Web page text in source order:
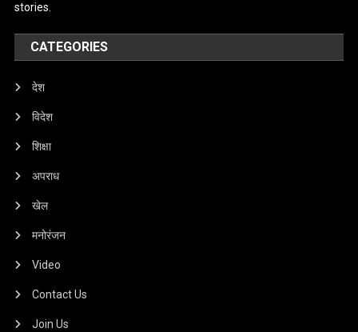
stories.
CATEGORIES
देश
विदेश
शिक्षा
अपराध
खेल
मनोरंजन
Video
Contact Us
Join Us